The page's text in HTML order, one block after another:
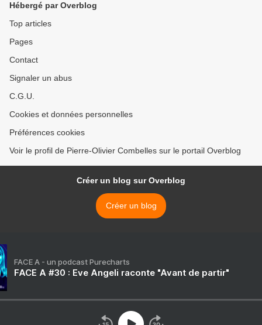
Hébergé par Overblog
Top articles
Pages
Contact
Signaler un abus
C.G.U.
Cookies et données personnelles
Préférences cookies
Voir le profil de Pierre-Olivier Combelles sur le portail Overblog
Créer un blog sur Overblog
Créer un blog
FACE A - un podcast Purecharts
FACE A #30 : Eve Angeli raconte "Avant de partir"